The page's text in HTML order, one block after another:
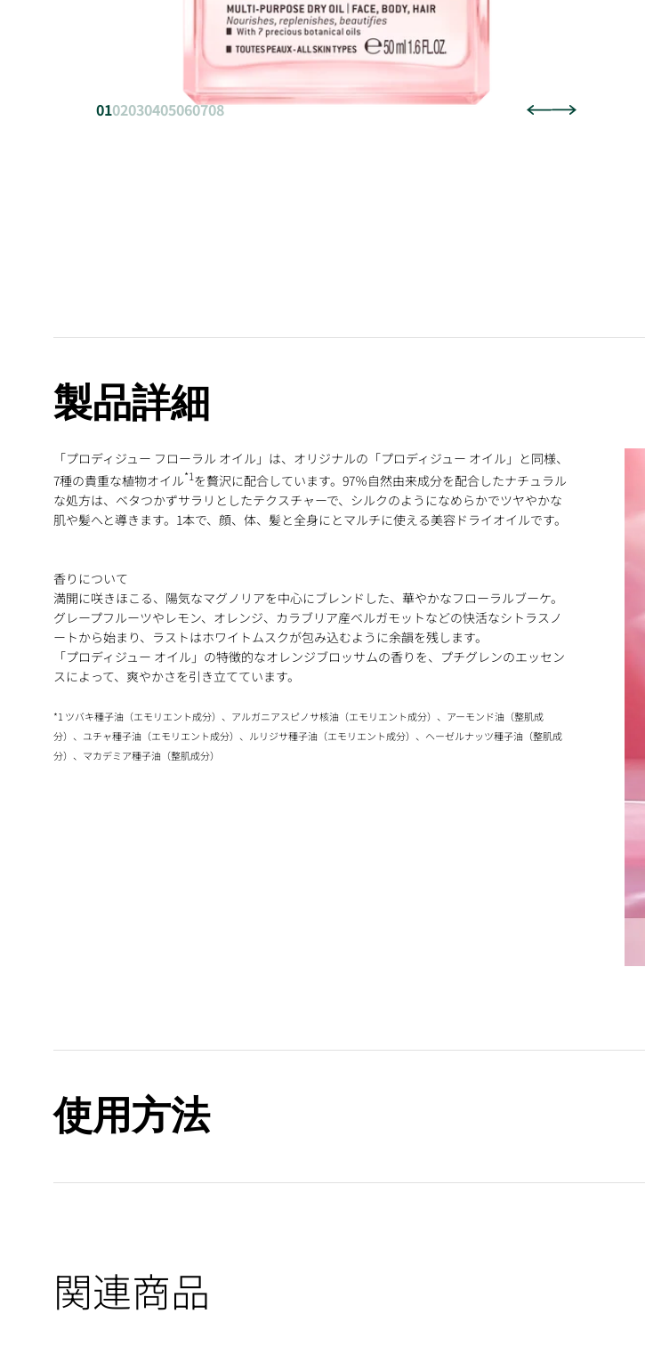
0102030405060708
製品詳細
「プロディジュー フローラル オイル」は、オリジナルの「プロディジュー オイル」と同様、
7種の貴重な植物オイル*1を贅沢に配合しています。97％自然由来成分を配合したナチュラル
な処方は、ベタつかずサラリとしたテクスチャーで、シルクのようになめらかでツヤやかな
肌や髪へと導きます。1本で、顔、体、髪と全身にとマルチに使える美容ドライオイルです。
香りについて
満開に咲きほこる、陽気なマグノリアを中心にブレンドした、華やかなフローラルブーケ。
グレープフルーツやレモン、オレンジ、カラブリア産ベルガモットなどの快活なシトラスノ
ートから始まり、ラストはホワイトムスクが包み込むように余韻を残します。
「プロディジュー オイル」の特徴的なオレンジブロッサムの香りを、プチグレンのエッセン
スによって、爽やかさを引き立てています。
*1 ツバキ種子油（エモリエント成分）、アルガニアスピノサ核油（エモリエント成分）、アーモンド油（整肌成
分）、ユチャ種子油（エモリエント成分）、ルリジサ種子油（エモリエント成分）、ヘーゼルナッツ種子油（整肌成
分）、マカデミア種子油（整肌成分）
使用方法
関連商品